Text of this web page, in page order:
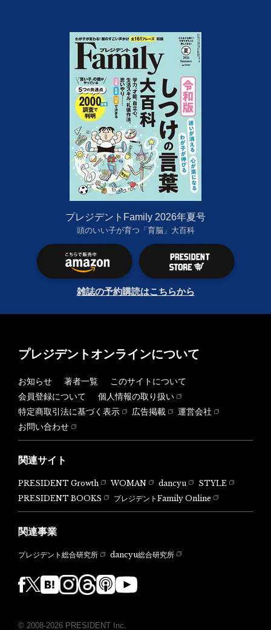
プレジデントFamily 2026年夏号
頭のいい子が育つ「育脳」大百科
雑誌の予約購読はこちらから
プレジデントオンラインについて
お知らせ 著者一覧
このサイトについて
会員登録について
個人情報の取り扱い
特定商取引法に基づく表示
広告掲載
運営会社
お問い合わせ
関連サイト
PRESIDENT Growth WOMAN dancyu
STYLE
PRESIDENT BOOKS
プレジデントFamily Online
関連事業
プレジデント総合研究所 dancyu総合研究所
© 2008-2026 PRESIDENT Inc.